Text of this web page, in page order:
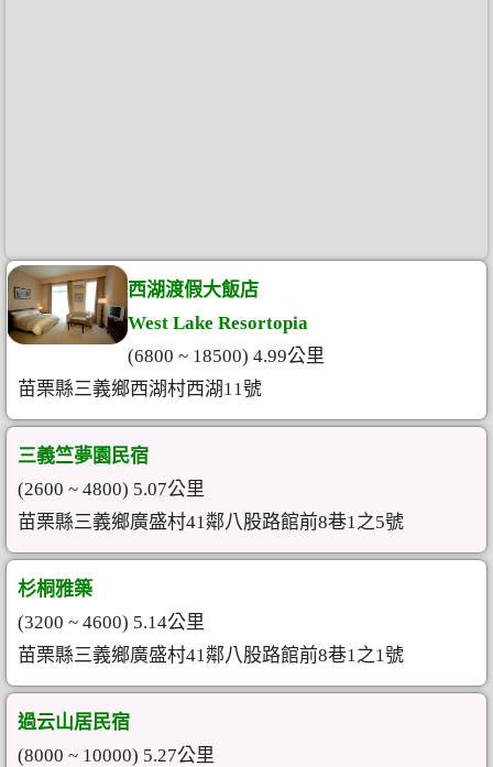
西湖渡假大飯店
West Lake Resortopia
(6800 ~ 18500) 4.99公里
苗栗縣三義鄉西湖村西湖11號
三義竺夢園民宿
(2600 ~ 4800) 5.07公里
苗栗縣三義鄉廣盛村41鄰八股路館前8巷1之5號
杉桐雅築
(3200 ~ 4600) 5.14公里
苗栗縣三義鄉廣盛村41鄰八股路館前8巷1之1號
過云山居民宿
(8000 ~ 10000) 5.27公里